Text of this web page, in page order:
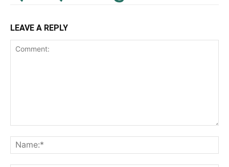
LEAVE A REPLY